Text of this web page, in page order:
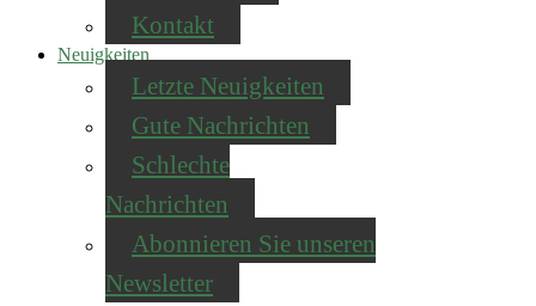
Kontakt
Neuigkeiten
Letzte Neuigkeiten
Gute Nachrichten
Schlechte
Nachrichten
Abonnieren Sie unseren
Newsletter